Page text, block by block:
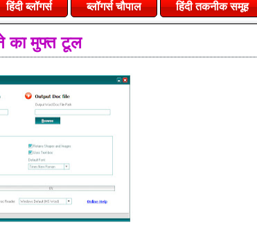
हिंदी ब्लॉगर्स ब्लॉगर्स चौपाल हिंदी तकनीक समूह
का मुफ्त टूल